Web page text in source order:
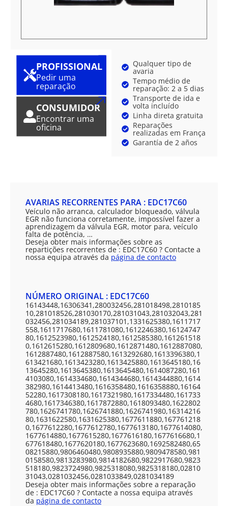
PROFISSIONAL
Pedir uma
reparação
CONSUMIDOR
Encontrar uma
oficina
Qualquer tipo de
avaria
Tempo médio de
reparação: 2 a 5 dias
Transporte de ida e
volta incluído
Linha direta gratuita
Reparações
realizadas em França
Garantía de 2 años
AVARIAS RECORRENTES PARA : EDC17C60
Veículo não arranca, calculador bloqueado, válvula
EGR não funciona corretamente, impossível fazer a
aprendizagem da válvula EGR, motor para, veículo
falta de potência, …
Deseja obter mais informações sobre as
repartições recorrentes de : EDC17C60 ? Contacte a
nossa equipa através da página de contacto
NÚMERO ORIGINAL : EDC17C60
16143448,16306341,280032456,281018498,2810185
10,281018526,281030170,281031043,281032043,281
032456,281034189,281037101,1331625380,1611717
558,1611717680,1611781080,1612246380,16124747
80,1612523980,1612524180,1612585380,161261518
0,1612615280,1612809680,1612871480,1612887080,
1612887480,1612887580,1613292680,1613396380,1
613421680,1613423280,1613425880,1613645180,16
13645280,1613645380,1613645480,1614087280,161
4103080,1614334680,1614344680,1614344880,1614
382980,1614413480,1616358480,1616358880,16164
52280,1617308180,1617321980,1617334480,161733
4680,1617346380,1617872880,1618093480,1622802
780,1626741780,1626741880,1626741980,16314216
80,1631622580,1631625380,1677611880,167761218
0,1677612280,1677612780,1677613180,1677614080,
1677614880,1677615280,1677616180,1677616680,1
677618480,1677620180,1677623680,1692582480,65
08215880,9806460480,9808935880,9809478580,981
0158580,9813283980,9814182680,9822917680,9823
518180,9823724980,9825318080,9825318180,02810
31043,0281032456,0281033849,0281034189
Deseja obter mais informações sobre a reparação
de : EDC17C60 ? Contacte a nossa equipa através
da página de contacto